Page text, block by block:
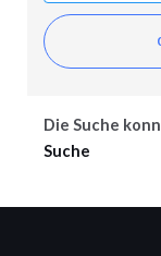
Die Suche
Suche